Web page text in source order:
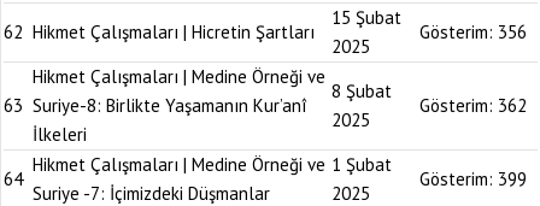
62 Hikmet Çalışmaları | Hicretin Şartları
15 Şubat
2025
Gösterim: 356
63
Hikmet Çalışmaları | Medine Örneği ve
Suriye-8: Birlikte Yaşamanın Kur’anî
İlkeleri
8 Şubat
2025
Gösterim: 362
64
Hikmet Çalışmaları | Medine Örneği ve
Suriye -7: İçimizdeki Düşmanlar
1 Şubat
2025
Gösterim: 399